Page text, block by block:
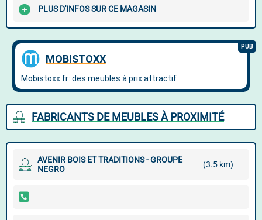
PLUS D'INFOS SUR CE MAGASIN
FABRICANTS DE MEUBLES À PROXIMITÉ
AVENIR BOIS ET TRADITIONS - GROUPE
NEGRO
(3.5 km)